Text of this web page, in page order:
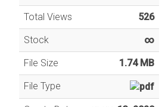
Total Views 526
Stock ∞
File Size 1.74 MB
File Type